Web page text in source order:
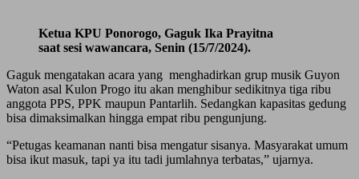
Ketua KPU Ponorogo, Gaguk Ika Prayitna
saat sesi wawancara, Senin (15/7/2024).
Gaguk mengatakan acara yang menghadirkan grup musik Guyon
Waton asal Kulon Progo itu akan menghibur sedikitnya tiga ribu
anggota PPS, PPK maupun Pantarlih. Sedangkan kapasitas gedung
bisa dimaksimalkan hingga empat ribu pengunjung.
“Petugas keamanan nanti bisa mengatur sisanya. Masyarakat umum
bisa ikut masuk, tapi ya itu tadi jumlahnya terbatas,” ujarnya.